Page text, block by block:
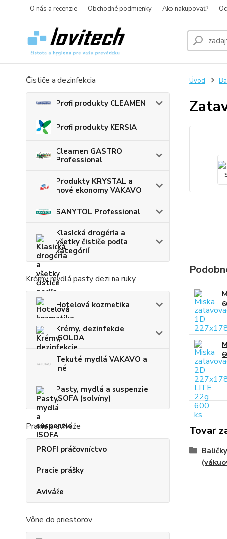
O nás a recenzie Obchodné podmienky Ako nakupovať?
Čističe a dezinfekcia
Profi produkty CLEAMEN
Profi produkty KERSIA
Cleamen GASTRO
Professional
Produkty KRYSTAL a
nové ekonomy VAKAVO
SANYTOL Professional
Klasická drogéria a
všetky čističe podľa
kategórií
Krémy mydlá pasty dezi na ruky
Hotelová kozmetika
Krémy, dezinfekcie
ISOLDA
Tekuté mydlá VAKAVO a
iné
Pasty, mydlá a suspenzie
ISOFA (solvíny)
Pranie a aviváže
PROFI práčovníctvo
Pracie prášky
Aviváže
Vône do priestorov
Úvod
Tovar